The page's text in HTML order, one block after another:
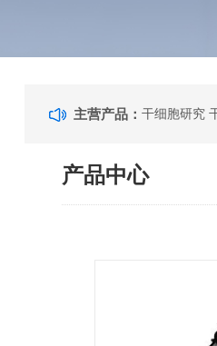
主营产品：干细胞研究
产品中心